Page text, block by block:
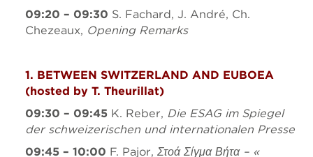
09:20 – 09:30 S. Fachard, J. André, Ch.
Chezeaux, Opening Remarks
1. BETWEEN SWITZERLAND AND EUBOEA
(hosted by T. Theurillat)
09:30 – 09:45 K. Reber, Die ESAG im Spiegel
der schweizerischen und internationalen Presse
09:45 – 10:00 F. Pajor, Στοά Σίγμα Βήτα – «